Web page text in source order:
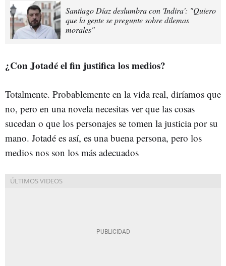
Santiago Díaz deslumbra con 'Indira': "Quiero
que la gente se pregunte sobre dilemas
morales"
¿Con Jotadé el fin justifica los medios?
Totalmente. Probablemente en la vida real, diríamos que
no, pero en una novela necesitas ver que las cosas
sucedan o que los personajes se tomen la justicia por su
mano. Jotadé es así, es una buena persona, pero los
medios nos son los más adecuados